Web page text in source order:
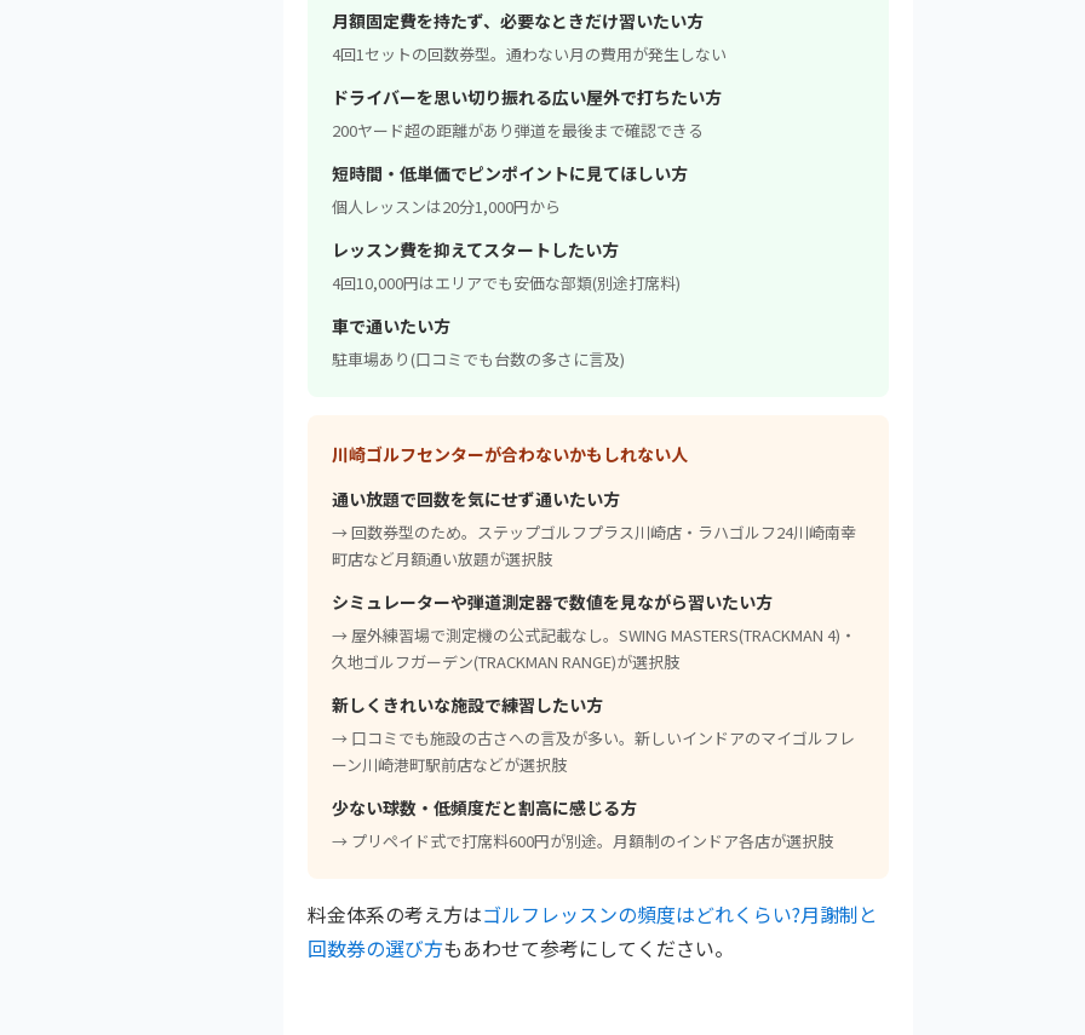
月額固定費を持たず、必要なときだけ習いたい方
4回1セットの回数券型。通わない月の費用が発生しない
ドライバーを思い切り振れる広い屋外で打ちたい方
200ヤード超の距離があり弾道を最後まで確認できる
短時間・低単価でピンポイントに見てほしい方
個人レッスンは20分1,000円から
レッスン費を抑えてスタートしたい方
4回10,000円はエリアでも安価な部類(別途打席料)
車で通いたい方
駐車場あり(口コミでも台数の多さに言及)
川崎ゴルフセンターが合わないかもしれない人
通い放題で回数を気にせず通いたい方
→ 回数券型のため。ステップゴルフプラス川崎店・ラハゴルフ24川崎南幸
町店など月額通い放題が選択肢
シミュレーターや弾道測定器で数値を見ながら習いたい方
→ 屋外練習場で測定機の公式記載なし。SWING MASTERS(TRACKMAN 4)・
久地ゴルフガーデン(TRACKMAN RANGE)が選択肢
新しくきれいな施設で練習したい方
→ 口コミでも施設の古さへの言及が多い。新しいインドアのマイゴルフレ
ーン川崎港町駅前店などが選択肢
少ない球数・低頻度だと割高に感じる方
→ プリペイド式で打席料600円が別途。月額制のインドア各店が選択肢
料金体系の考え方はゴルフレッスンの頻度はどれくらい?月謝制と
回数券の選び方もあわせて参考にしてください。